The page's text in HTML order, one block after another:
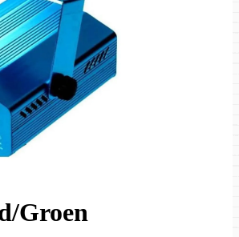
Groen